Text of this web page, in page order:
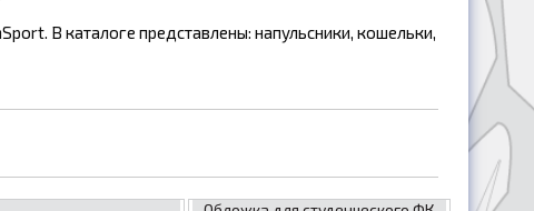
В каталоге представлены: напульсники, кошельки,